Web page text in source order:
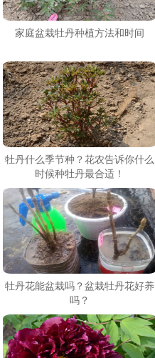
家庭盆栽牡丹种植方法和时间
牡丹什么季节种？花农告诉你什么
时候种牡丹最合适！
牡丹花能盆栽吗？盆栽牡丹花好养
吗？